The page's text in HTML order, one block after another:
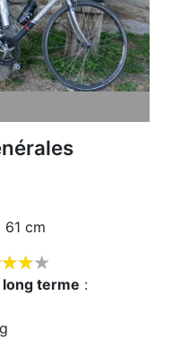
61 cm


terme :